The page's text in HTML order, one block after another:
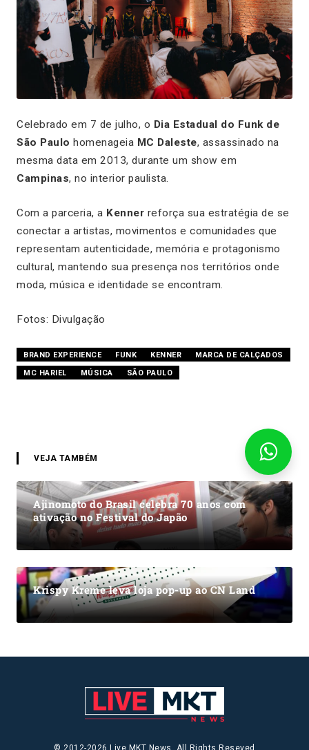
Celebrado em 7 de julho, o Dia Estadual do Funk de
São Paulo homenageia MC Daleste, assassinado na
mesma data em 2013, durante um show em
Campinas, no interior paulista.
Com a parceria, a Kenner reforça sua estratégia de se
conectar a artistas, movimentos e comunidades que
representam autenticidade, memória e protagonismo
cultural, mantendo sua presença nos territórios onde
moda, música e identidade se encontram.
Fotos: Divulgação
BRAND EXPERIENCE FUNK KENNER
MARCA DE CALÇADOS
MC HARIEL
MÚSICA SÃO PAULO
VEJA TAMBÉM
Ajinomoto do Brasil celebra 70 anos com
ativação no Festival do Japão
Krispy Kreme leva loja pop-up ao CN Land
© 2012-2026 Live MKT News. All Rights Reseved